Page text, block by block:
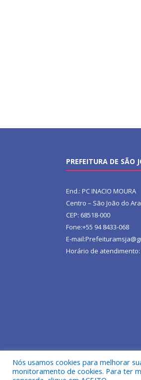
PREFEITURA DE SÃO
End.: PC INACIO MOURA
Centro – São João do
CEP: 68518-000
Fone:+55 94 8433-068
E-
Horário de atendimento:
Todos os direitos
Nós usamos cookies para melhorar
monitoramento de cookies. Para ter